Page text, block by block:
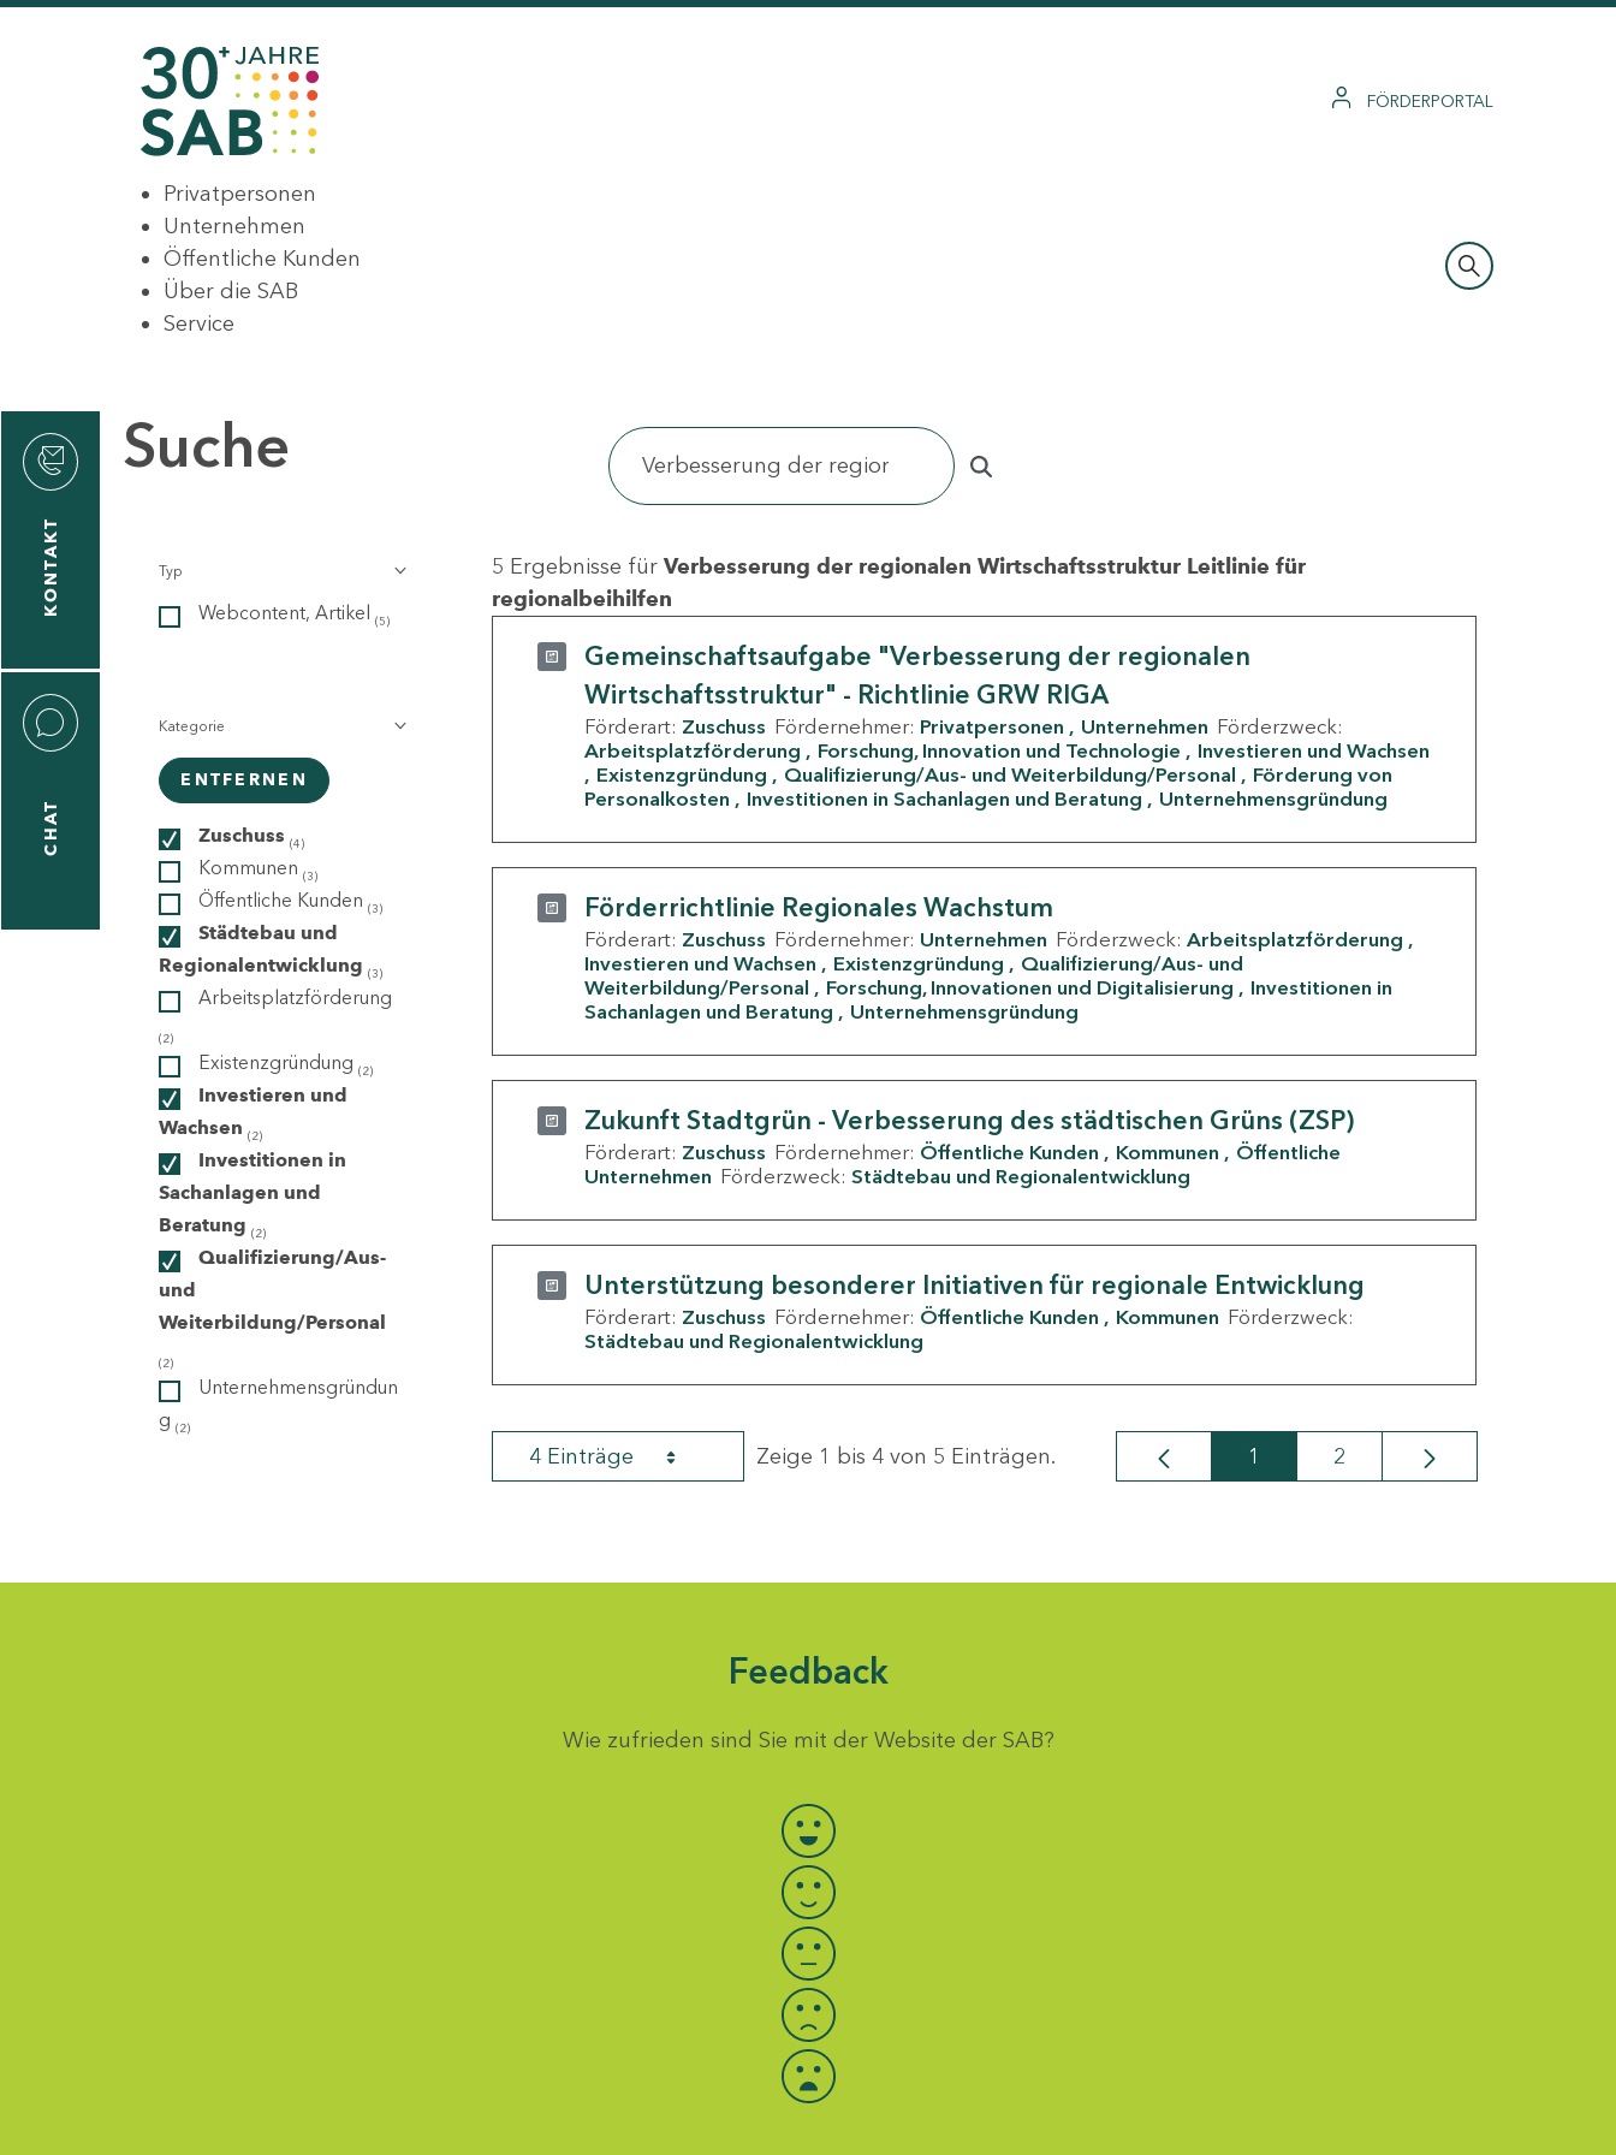
FÖRDERPORTAL
Privatpersonen
Unternehmen
Öffentliche Kunden
Über die SAB
Service
KONTAKT
CHAT
Suche
Typ
Webcontent, Artikel (5)
Kategorie
ENTFERNEN
Zuschuss (4)
Kommunen (3)
Öffentliche Kunden (3)
Städtebau und
Regionalentwicklung (3)
Arbeitsplatzförderung
(2)
Existenzgründung (2)
Investieren und
Wachsen (2)
Investitionen in
Sachanlagen und
Beratung (2)
Qualifizierung/Aus-
und
Weiterbildung/Personal
(2)
Unternehmensgründun
g (2)
5 Ergebnisse für Verbesserung der regionalen Wirtschaftsstruktur Leitlinie für
regionalbeihilfen
Gemeinschaftsaufgabe "Verbesserung der regionalen
Wirtschaftsstruktur" - Richtlinie GRW RIGA
Förderart: Zuschuss Fördernehmer: Privatpersonen Unternehmen Förderzweck:
Arbeitsplatzförderung
Forschung, Innovation und Technologie
Investieren und Wachsen
Existenzgründung
Qualifizierung/Aus- und Weiterbildung/Personal
Förderung von
Personalkosten
Investitionen in Sachanlagen und Beratung Unternehmensgründung
Förderrichtlinie Regionales Wachstum
Förderart: Zuschuss Fördernehmer: Unternehmen Förderzweck: Arbeitsplatzförderung
Investieren und Wachsen
Existenzgründung
Qualifizierung/Aus- und
Weiterbildung/Personal
Forschung, Innovationen und Digitalisierung
Investitionen in
Sachanlagen und Beratung
Unternehmensgründung
Zukunft Stadtgrün - Verbesserung des städtischen Grüns (ZSP)
Förderart: Zuschuss Fördernehmer: Öffentliche Kunden Kommunen
Öffentliche
Unternehmen Förderzweck: Städtebau und Regionalentwicklung
Unterstützung besonderer Initiativen für regionale Entwicklung
Förderart: Zuschuss Fördernehmer: Öffentliche Kunden Kommunen Förderzweck:
Städtebau und Regionalentwicklung
4 Einträge Zeige 1 bis 4 von 5 Einträgen. Seite
1 Seite
2
Feedback
Wie zufrieden sind Sie mit der Website der SAB?
Bewertung auswählen